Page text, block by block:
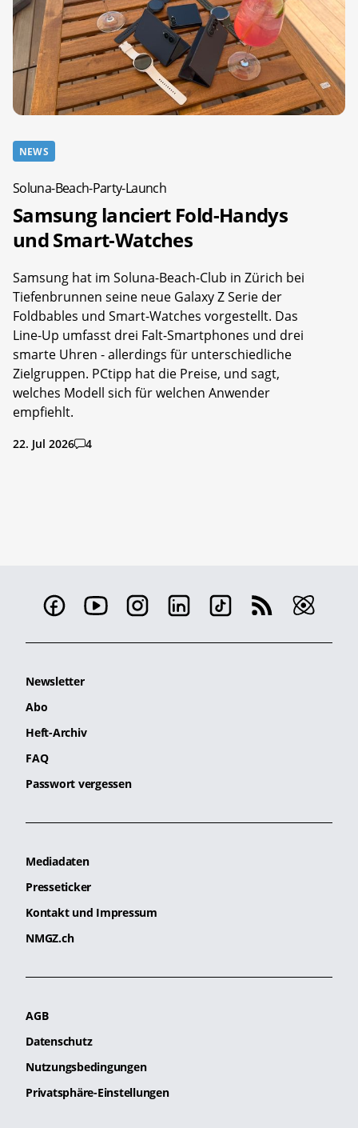
NEWS
Soluna-Beach-Party-Launch
Samsung lanciert Fold-Handys
und Smart-Watches
Samsung hat im Soluna-Beach-Club in Zürich bei
Tiefenbrunnen seine neue Galaxy Z Serie der
Foldbables und Smart-Watches vorgestellt. Das
Line-Up umfasst drei Falt-Smartphones und drei
smarte Uhren - allerdings für unterschiedliche
Zielgruppen. PCtipp hat die Preise, und sagt,
welches Modell sich für welchen Anwender
empfiehlt.
22. Jul 2026 4
Newsletter
Abo
Heft-Archiv
FAQ
Passwort vergessen
Mediadaten
Presseticker
Kontakt und Impressum
NMGZ.ch
AGB
Datenschutz
Nutzungsbedingungen
Privatsphäre-Einstellungen